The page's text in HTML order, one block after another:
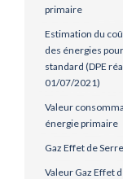
primaire
Estimation du
des énergies
standard (DPE
01/07/2021)
Valeur
énergie primaire
Gaz Effet de Serre
Valeur Gaz Effet